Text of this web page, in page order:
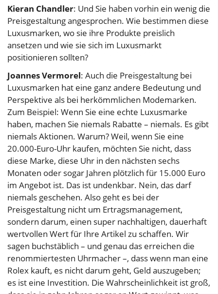
Kieran Chandler: Und Sie haben vorhin ein wenig die
Preisgestaltung angesprochen. Wie bestimmen diese
Luxusmarken, wo sie ihre Produkte preislich
ansetzen und wie sie sich im Luxusmarkt
positionieren sollten?
Joannes Vermorel: Auch die Preisgestaltung bei
Luxusmarken hat eine ganz andere Bedeutung und
Perspektive als bei herkömmlichen Modemarken.
Zum Beispiel: Wenn Sie eine echte Luxusmarke
haben, machen Sie niemals Rabatte – niemals. Es gibt
niemals Aktionen. Warum? Weil, wenn Sie eine
20.000-Euro-Uhr kaufen, möchten Sie nicht, dass
diese Marke, diese Uhr in den nächsten sechs
Monaten oder sogar Jahren plötzlich für 15.000 Euro
im Angebot ist. Das ist undenkbar. Nein, das darf
niemals geschehen. Also geht es bei der
Preisgestaltung nicht um Ertragsmanagement,
sondern darum, einen super nachhaltigen, dauerhaft
wertvollen Wert für Ihre Artikel zu schaffen. Wir
sagen buchstäblich – und genau das erreichen die
renommiertesten Uhrmacher –, dass wenn man eine
Rolex kauft, es nicht darum geht, Geld auszugeben;
es ist eine Investition. Die Wahrscheinlichkeit ist groß,